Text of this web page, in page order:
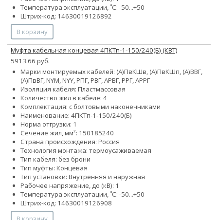
Температура эксплуатации, ˚С: -50...+50
Штрих-код: 14630019126892
В корзину
Муфта кабельная концевая 4ПКТп-1-150/240(Б) (КВТ)
5913.66 руб.
Марки монтируемых кабелей: (А)ПвКШв, (А)ПвКШп, (А)ВВГ,
(А)ПвВГ, NYM, NYY, РПГ, РВГ, АРВГ, РРГ, АРРГ
Изоляция кабеля: Пластмассовая
Количество жил в кабеле: 4
Комплектация: с болтовыми наконечниками
Наименование: 4ПКТп-1-150/240(Б)
Норма отгрузки: 1
Сечение жил, мм²: 150185240
Страна происхождения: Россия
Технология монтажа: термоусаживаемая
Тип кабеля: без брони
Тип муфты: Концевая
Тип установки: Внутренняя и наружная
Рабочее напряжение, до (кВ): 1
Температура эксплуатации, ˚С: -50...+50
Штрих-код: 14630019126908